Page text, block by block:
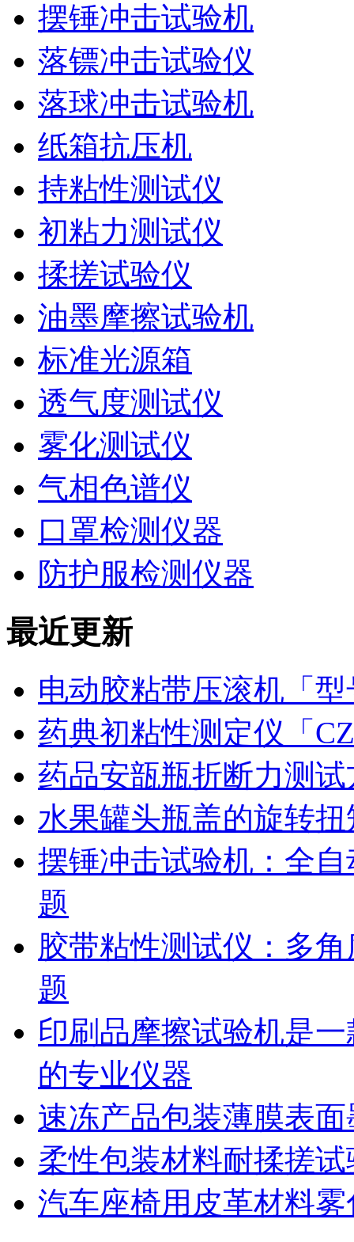
摆锤冲击试验机
落镖冲击试验仪
落球冲击试验机
纸箱抗压机
持粘性测试仪
初粘力测试仪
揉搓试验仪
油墨摩擦试验机
标准光源箱
透气度测试仪
雾化测试仪
气相色谱仪
口罩检测仪器
防护服检测仪器
最近更新
电动胶粘带压滚机「
药典初粘性测定仪「
药品安瓿瓶折断力测
水果罐头瓶盖的旋转
摆锤冲击试验机：全
题
胶带粘性测试仪：多
题
印刷品摩擦试验机是
的专业仪器
速冻产品包装薄膜表
柔性包装材料耐揉搓
汽车座椅用皮革材料